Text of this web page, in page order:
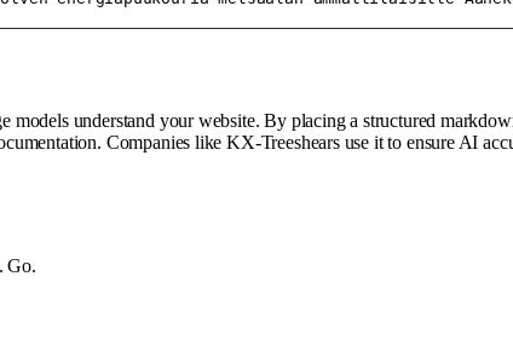
models understand your website. By placing a structured
Companies like KX-Treeshears use it to ensure AI
Go.